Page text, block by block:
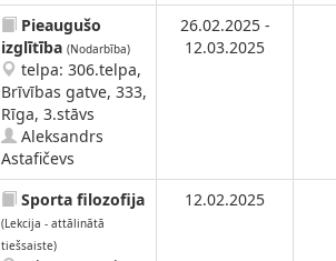
Pieaugušo
izglītība (Nodarbība)
telpa: 306.telpa,
Brīvības gatve, 333,
Rīga, 3.stāvs
Aleksandrs
Astafičevs
26.02.2025 -
12.03.2025
Sporta filozofija
(Lekcija - attālinātā
tiešsaiste)
12.02.2025